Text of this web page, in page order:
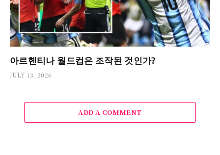
아르헨티나 월드컵은 조작된 것인가?
JULY 13, 2026
ADD A COMMENT